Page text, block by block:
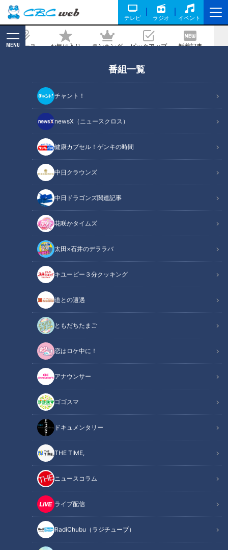
テレビ ラジオ イベント
ニュース お気に入り ランキング ピックアップ 新着記事
MENU
番組一覧
チャント！
newsX（ニュースクロス）
健康カプセル！ゲンキの時間
中日クラウンズ
中日ドラゴンズ関連記事
花咲かタイムズ
太田×石井のデララバ
キユーピー３分クッキング
道との遭遇
ともだちたまご
恋はロケ中に！
アナウンサー
ゴゴスマ
ドキュメンタリー
THE TIME,
ニュースコラム
ライブ配信
RadiChubu（ラジチューブ）
2020/11/08 07:30
健康カプセル！ゲンキの時間
「健康カプセル！ゲンキの時間」アーカイブ
サマリーSummary
ゲンキスチューデント：トラウデン直美
ゲンキリサーチャー：レギュラー
ドクター：岐阜大学医学部附属病院 糖尿病代謝内科 教授 医学
博士 矢部大介
11月14日は世界糖尿病予防デー。全世界で糖尿病に関する疾患
で命を落としている人は、6秒に1人。日本でも5人に1人が糖
尿病患者もしくは糖尿病予備軍といわれています。糖尿病の怖
いところは、自覚症状がない事。気づいた時には血管がボロボ
ロになり、心筋梗塞や脳梗塞で命を落とす恐れもあるんです。
そこで今回は、糖尿病の原因や対策法を専門医に教えてもらい